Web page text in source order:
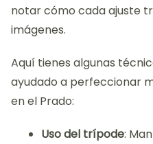
notar cómo cada ajuste
imágenes.
Aquí tienes algunas
ayudado a perfeccionar
en el Prado:
Uso del trípode: